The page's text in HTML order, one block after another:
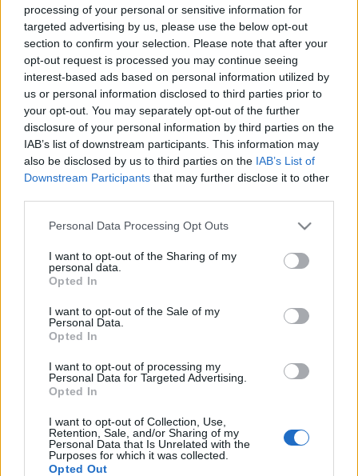
processing of your personal or sensitive information for
targeted advertising by us, please use the below opt-out
section to confirm your selection. Please note that after your
opt-out request is processed you may continue seeing
interest-based ads based on personal information utilized by
us or personal information disclosed to third parties prior to
your opt-out. You may separately opt-out of the further
disclosure of your personal information by third parties on the
IAB’s list of downstream participants. This information may
also be disclosed by us to third parties on the IAB’s List of
Downstream Participants that may further disclose it to other
Please note that this website/app uses one or more Google
not limited to your visit or usage behaviour. You may click to
grant or deny consent to Google and its third-party tags to
use your data for below specified purposes in below Google
consent section.
Personal Data Processing Opt Outs
I want to opt-out of the Sharing of my
personal data.
Opted In
I want to opt-out of the Sale of my
Personal Data.
Opted In
I want to opt-out of processing my
Personal Data for Targeted Advertising.
Opted In
I want to opt-out of Collection, Use,
Retention, Sale, and/or Sharing of my
Personal Data that Is Unrelated with the
Purposes for which it was collected.
Opted Out
Blikk írta meg, a TV2 pedig megerősítette a
bulvárlapnak az információt, hogya hamarosan
érkező békítő/családegyesítő műsor, az Egymás
szemében műsorvezetője Jakupcsek Gabriella
lesz. A műsorba olyan emberek jelentkezését várják,
akiknek megromlott a kapcsolata valamelyik
rokonával, barátjával vagy ismerősével, és szeretné
rendezni a dolgokat. A rövid ismertető alapján kicsit
hajaz a produkció az RTL Klubon 2015 végén indult,
azonnal sikeressé vált Keresem a családomra,
melyben szintén a békítés, az újraegyesítés az egyik
Jakupcsek Gabriellának nem lesz idegen terep a TV2,
ugyanisa köztévés időszaka előtt már dolgozott
náluk. Olyan műsorok fűződnek a nevéhez mint a
Multimilliomos
, vagy a nagy botrányt kavart
igazság ára, amelyet ma talán képernyőre sem
engednének (nem is csoda, hogy anno el is
tavasszal és ősszel több új produkció is érkezik,
kíváncsian várjuk, a hazai Shark Tanknek, vagy A
házigazdája.